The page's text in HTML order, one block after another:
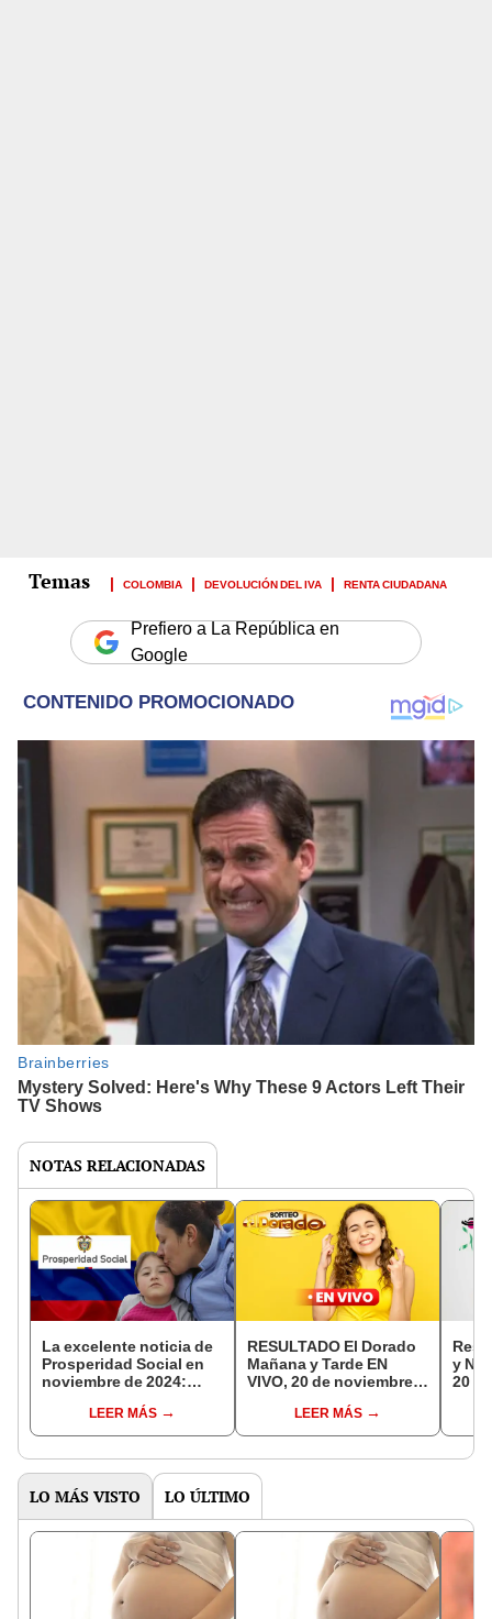
COLOMBIA DEVOLUCIÓN DEL IVA RENTA CIUDADANA
Prefiero a La República en
Google
NOTAS RELACIONADAS
La excelente noticia de
Prosperidad Social en
noviembre de 2024:
que llegan para los
beneficiarios
LEER MÁS
RESULTADO El Dorado
Mañana y Tarde EN
VIVO, 20 de noviembre:
números ganadores y
estadísticas
LEER MÁS
y
20
LO MÁS VISTO LO ÚLTIMO